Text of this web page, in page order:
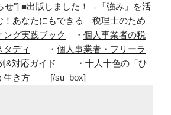
せ"] ■出版しました！→
「強み」を活
！あなたにもできる 税理士のため
グ実践ブック
・ 個人事業者の税
タディ
・ 個人事業者・フリーラ
&対応ガイド
・ 十人十色の「ひ
生き方 [/su_box]